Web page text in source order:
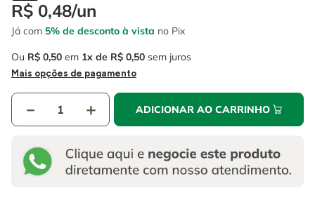
R$ 0,48/un
Já com 5% de desconto à vista no Pix
Ou R$ 0,50 em 1 R$ 0,50 sem juros
Mais opções de pagamento
＋
－ ADICIONAR AO CARRINHO
6 º fio
7º chave impacto
8º disco corte
serra copo
º escada
º serra circular
º fio
disco corte
serra copo